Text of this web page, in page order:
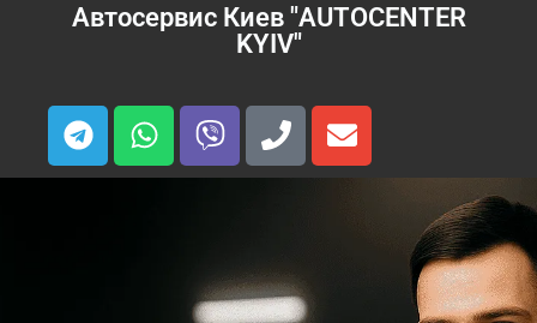
Автосервис Киев "AUTOCENTER
KYIV"